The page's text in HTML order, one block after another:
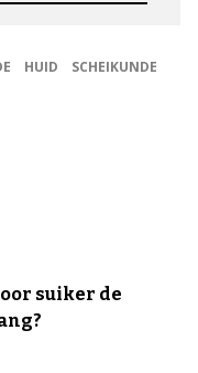
HUID
SCHEIKUNDE
suiker de